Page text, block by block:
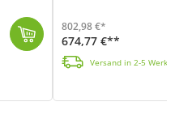
802,98 €*
674,77 €**
Versand in 2-5